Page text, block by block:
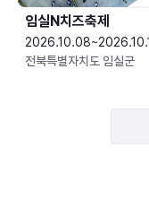
임실N치즈축제
전북특별자치도 임실군